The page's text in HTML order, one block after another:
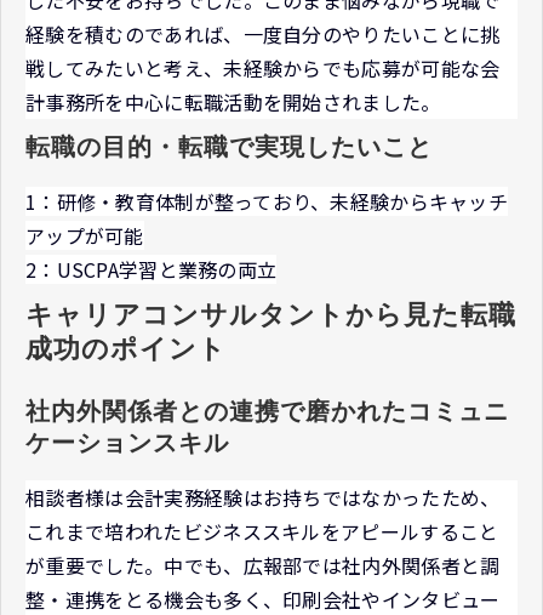
経験を積むのであれば、一度自分のやりたいことに挑
戦してみたいと考え、未経験からでも応募が可能な会
計事務所を中心に転職活動を開始されました。
転職の目的・転職で実現したいこと
1：研修・教育体制が整っており、未経験からキャッチ
アップが可能
2：USCPA学習と業務の両立
キャリアコンサルタントから見た転職
成功のポイント
社内外関係者との連携で磨かれたコミュニ
ケーションスキル
相談者様は会計実務経験はお持ちではなかったため、
これまで培われたビジネススキルをアピールすること
が重要でした。中でも、広報部では社内外関係者と調
整・連携をとる機会も多く、印刷会社やインタビュー